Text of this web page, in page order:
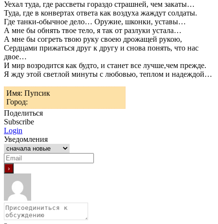
Уехал туда, где рассветы гораздо страшней, чем закаты…
Туда, где в конвертах ответа как воздуха жаждут солдаты.
Где танки-обычное дело… Оружие, шконки, уставы…
А мне бы обнять твое тело, я так от разлуки устала…
А мне бы согреть твою руку своею дрожащей рукою,
Сердцами прижаться друг к другу и снова понять, что нас
двое…
И мир возродится как будто, и станет все лучше,чем прежде.
Я жду этой светлой минуты с любовью, теплом и надеждой…
Имя: Пупсик
Город:
Поделиться
Subscribe
Login
Уведомления